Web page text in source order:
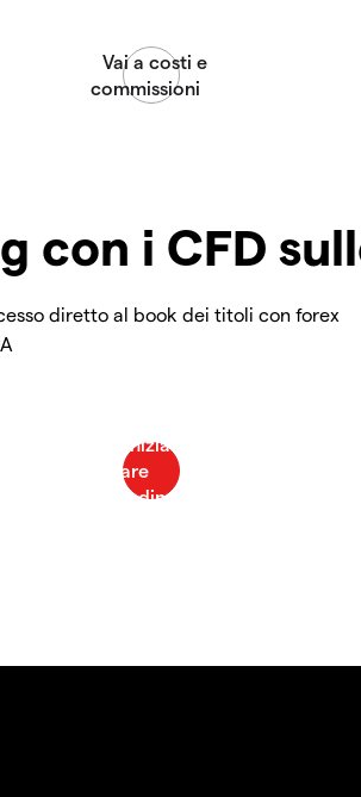
con i CFD
diretto al book dei titoli con forex